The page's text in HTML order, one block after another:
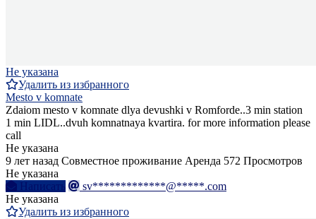
Не указана
Удалить из избранного
Mesto v komnate
Zdaiom mesto v komnate dlya devushki v Romforde..3 min station
1 min LIDL..dvuh komnatnaya kvartira. for more information please
call
Не указана
9 лет назад Совместное проживание Аренда 572 Просмотров
Не указана
Написать
sv*************@*****.com
Не указана
Удалить из избранного